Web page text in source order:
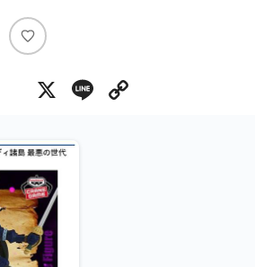
い
ね
X Line